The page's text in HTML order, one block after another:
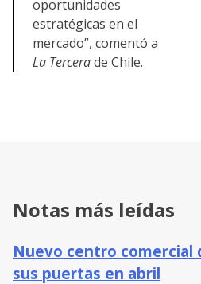
oportunidades
estratégicas en el
mercado”, comentó a
La Tercerade Chile.
Notas más leídas
Nuevo centro comercial
sus puertas en abril